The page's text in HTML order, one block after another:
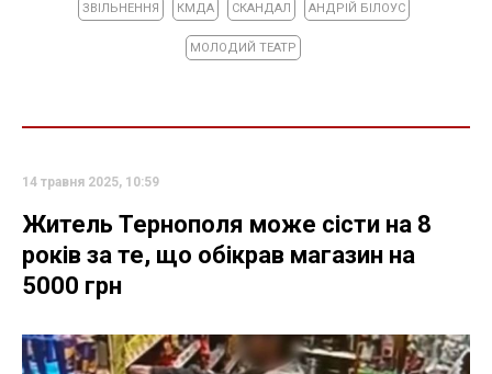
ЗВІЛЬНЕННЯ КМДА СКАНДАЛ АНДРІЙ БІЛОУС
МОЛОДИЙ ТЕАТР
14 травня 2025, 10:59
Житель Тернополя може сісти на 8
років за те, що обікрав магазин на
5000 грн